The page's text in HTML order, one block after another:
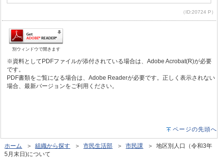
（ID:20724 P）
別ウィンドウで開きます
※資料としてPDFファイルが添付されている場合は、Adobe Acrobat(R)が必要
です。
PDF書類をご覧になる場合は、Adobe Readerが必要です。正しく表示されない
場合、最新バージョンをご利用ください。
ページの先頭へ
ホーム ＞組織から探す ＞市民生活部 ＞市民課 ＞ 地区別人口（令和3年
5月末日)について